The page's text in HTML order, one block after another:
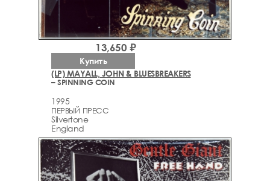
(LP) MAYALL, JOHN & BLUESBREAKERS
– SPINNING COIN
1995
ПЕРВЫЙ ПРЕСС
Silvertone
England
13,650 ₽
Купить